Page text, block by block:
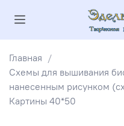
Главная
Схемы для вышивания
нанесенным рисунком
Картины 40*50